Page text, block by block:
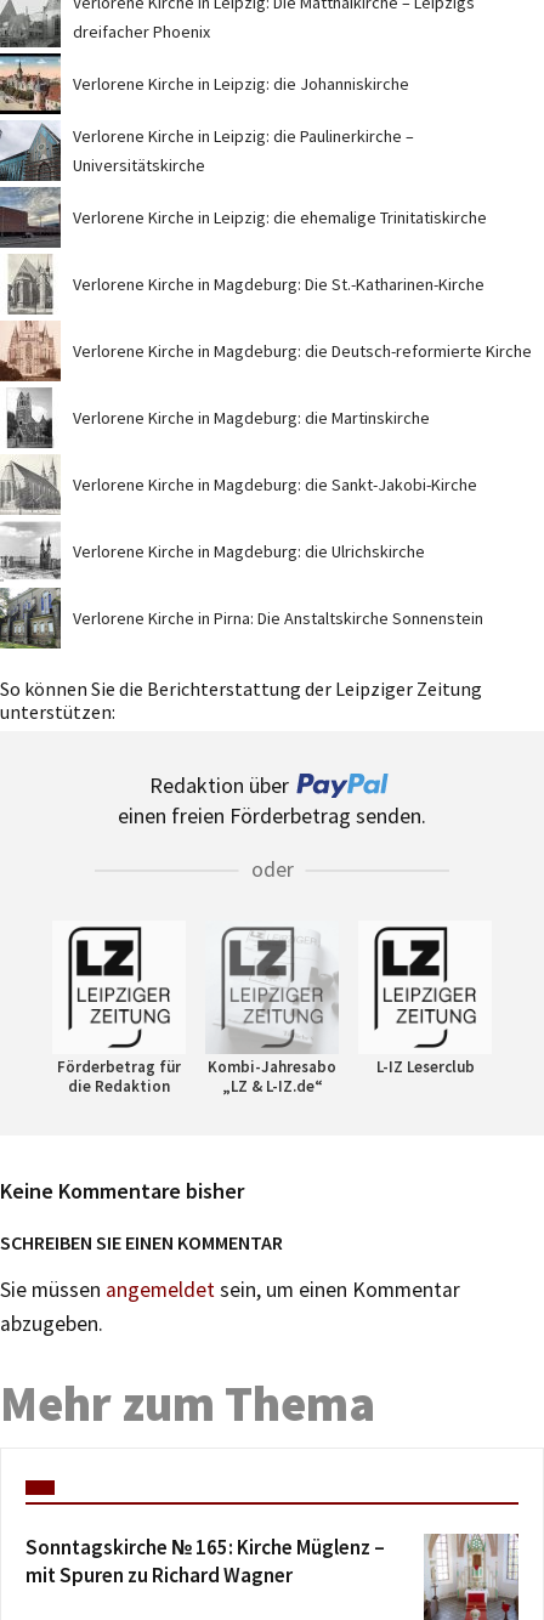
dreifacher Phoenix
Verlorene Kirche in Leipzig: die Johanniskirche
Verlorene Kirche in Leipzig: die Paulinerkirche –
Universitätskirche
Verlorene Kirche in Leipzig: die ehemalige Trinitatiskirche
Verlorene Kirche in Magdeburg: Die St.-Katharinen-Kirche
Verlorene Kirche in Magdeburg: die Deutsch-reformierte Kirche
Verlorene Kirche in Magdeburg: die Martinskirche
Verlorene Kirche in Magdeburg: die Sankt-Jakobi-Kirche
Verlorene Kirche in Magdeburg: die Ulrichskirche
Verlorene Kirche in Pirna: Die Anstaltskirche Sonnenstein
So können Sie die Berichterstattung der Leipziger Zeitung
unterstützen:
Redaktion über
einen freien Förderbetrag senden.
oder
Förderbetrag für
die Redaktion
Kombi-Jahresabo
„LZ & L-IZ.de“
L-IZ Leserclub
Keine Kommentare bisher
SCHREIBEN SIE EINEN KOMMENTAR
Sie müssen angemeldetsein, um einen Kommentar
abzugeben.
Mehr zum Thema
Sonntagskirche № 165: Kirche Müglenz –
mit Spuren zu Richard Wagner